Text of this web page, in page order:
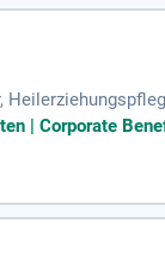
| Corporate